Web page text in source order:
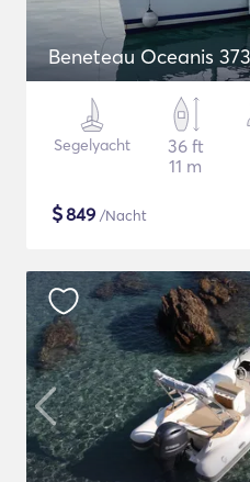
Beneteau Oceanis 373
Segelyacht
36 ft
11 m
$849 /Nacht